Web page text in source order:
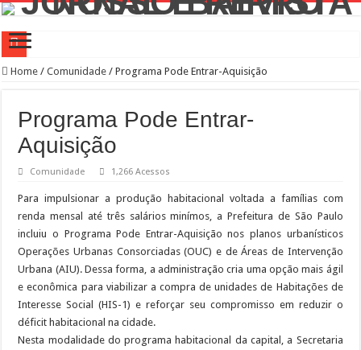
Campanha de Multivacinação começa nos 645 municípios de SP
Pedal de Ativação da Trilha Interparques abrem inscrições para maior trilha de
2º Festival Nordeste in Sampa no CTN durante o mês de agosto
2ª Reunião Ordinária do Comitê Diretivo da Distrital Oeste da ACSP
Jornada do Patrimônio 2026 abre inscrições para programação de cursos
Sobrou pizza? Guardar na caixa dentro da geladeira pode ser um erro, veja o
12 plataformas de apoio à aprendizagem usadas por estudantes da rede estadual
9ª Semana Municipal da Primeira Infância
Representantes de bairros apresentam demandas de zeladoria na Casa Civil
Home / Comunidade / Programa Pode Entrar-Aquisição
Programa Pode Entrar-
Aquisição
Comunidade 1,266 Acessos
Para impulsionar a produção habitacional voltada a famílias com
renda mensal até três salários minímos, a Prefeitura de São Paulo
incluiu o Programa Pode Entrar-Aquisição nos planos urbanísticos
Operações Urbanas Consorciadas (OUC) e de Áreas de Intervenção
Urbana (AIU). Dessa forma, a administração cria uma opção mais ágil
e econômica para viabilizar a compra de unidades de Habitações de
Interesse Social (HIS-1) e reforçar seu compromisso em reduzir o
déficit habitacional na cidade.
Nesta modalidade do programa habitacional da capital, a Secretaria